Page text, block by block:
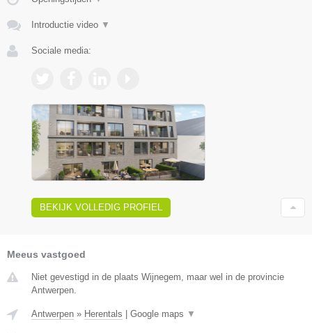
Introductie video ▼
Sociale media:
BEKIJK VOLLEDIG PROFIEL
Meeus vastgoed
Niet gevestigd in de plaats Wijnegem, maar wel in de provincie
Antwerpen.
Antwerpen » Herentals | Google maps ▼